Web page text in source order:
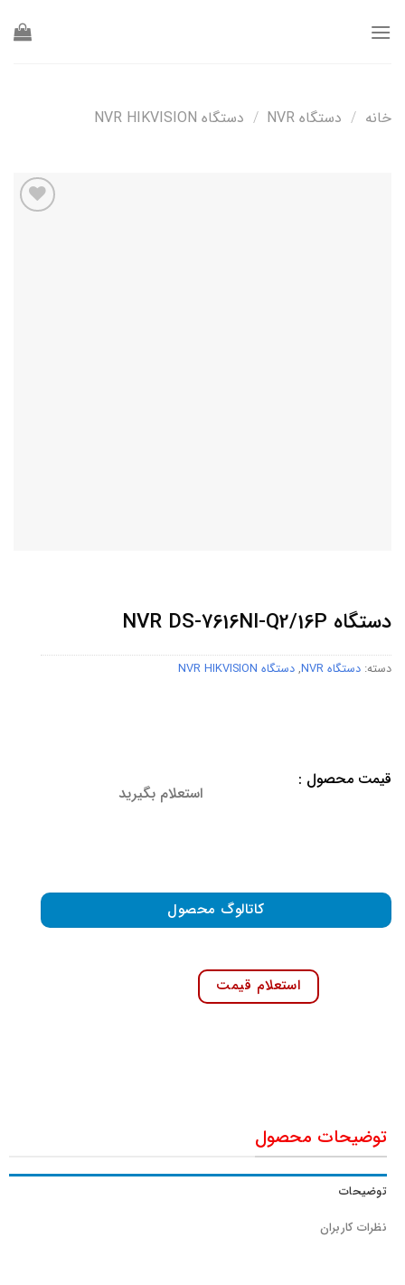
خانه / دستگاه NVR / دستگاه NVR HIKVISION
دستگاه NVR DS-7616NI-Q2/16P
دسته: دستگاه NVR , دستگاه NVR HIKVISION
قیمت محصول :
استعلام بگیرید
کاتالوگ محصول
استعلام قیمت
توضیحات محصول
توضیحات
نظرات کاربران